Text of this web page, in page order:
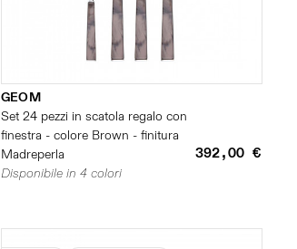
GEOM
Set 24 pezzi in scatola regalo con
finestra - colore Brown - finitura
Madreperla
392,00 €
Disponibile in 4 colori